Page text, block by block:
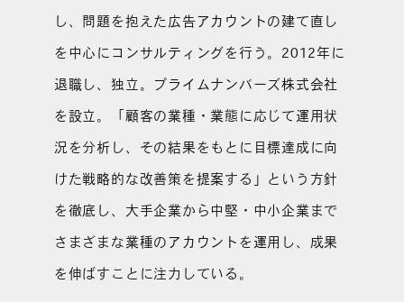
し、問題を抱えた広告アカウントの建て直し
を中心にコンサルティングを行う。2012年に
退職し、独立。プライムナンバーズ株式会社
を設立。「顧客の業種・業態に応じて運用状
況を分析し、その結果をもとに目標達成に向
けた戦略的な改善策を提案する」という方針
を徹底し、大手企業から中堅・中小企業まで
さまざまな業種のアカウントを運用し、成果
を伸ばすことに注力している。